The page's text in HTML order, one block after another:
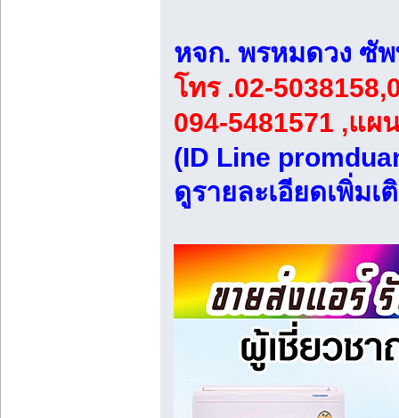
หจก. พรหมดวง ซั
โทร .02-
094-5481571 ,แ
(ID Line
ดูรายละเอียดเพิ่ม